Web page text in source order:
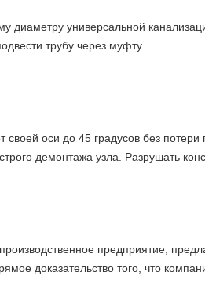
универсальной
трубу через муфту.
оси до 45 градусов без потери
демонтажа узла. Разрушать
предприятие,
доказательство того, что